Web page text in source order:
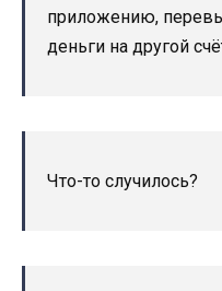
приложению,
деньги на другой
Что-то случилось?